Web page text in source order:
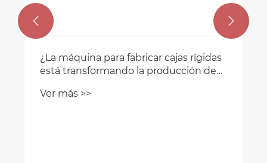
¿La máquina para fabricar cajas rígidas
está transformando la producción de
Ver más >>
 